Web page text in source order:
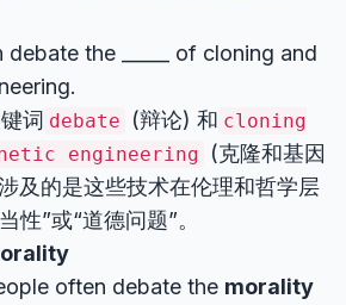
debate the _____ of cloning and
词 debate (辩论) 和 cloning
engineering
(克隆和基因
及的是这些技术在伦理和哲学层
性”或“道德问题”。
often debate the morality